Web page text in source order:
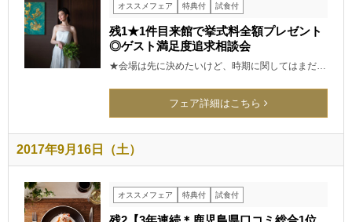
オススメフェア 特典付 試食付
残1★1件目来館で挙式料全額プレゼント
◎ゲスト満足度追求相談会
★会場は先に決めたいけど、時期に関してはまだ…
フェア詳細はこちら
2017年9月16日（土）
オススメフェア 特典付 試食付